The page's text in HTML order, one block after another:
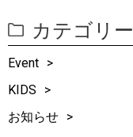
カテゴリー
Event
KIDS
お知らせ